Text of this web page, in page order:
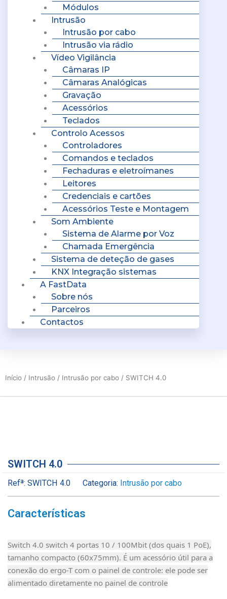
Módulos
Intrusão
Intrusão por cabo
Intrusão via rádio
Vídeo Vigilância
Câmaras IP
Câmaras Analógicas
Gravação
Acessórios
Teclados
Controlo Acessos
Controladores
Comandos e teclados
Fechaduras e eletroímanes
Leitores
Credenciais e cartões
Acessórios Teste e Montagem
Som Ambiente
Sistema de Alarme por Voz
Chamada Emergência
Sistema de deteção de gases
KNX Integração sistemas
A FastData
Sobre nós
Parceiros
Contactos
Início / Intrusão / Intrusão por cabo / SWITCH 4.0
SWITCH 4.0
Refª: SWITCH 4.0 Categoria: Intrusão por cabo
Características
Switch 4.0 switch 4 portas 10 / 100Mbit (dos quais 1 PoE),
tamanho compacto (60x75mm). É um acessório útil para a
conexão do ergo-T com o painel de controle: ele pode ser
alimentado diretamente no painel de controle